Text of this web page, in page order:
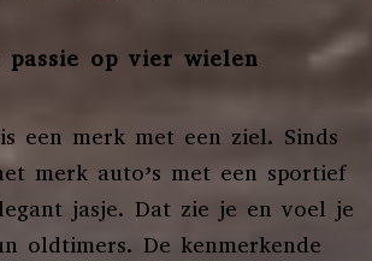
passie op vier wielen
een merk met een ziel. Sinds
merk auto’s met een sportief
jasje. Dat zie je en voel je
oldtimers. De kenmerkende